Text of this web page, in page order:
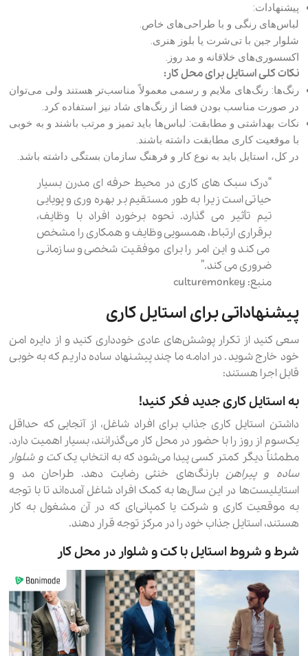
پیشنهادات:
لباس‌های رنگی و با طراحی‌های خاص.
شلوار جین با تی‌شرت یا بلوز هنری.
اکسسوری‌های خلاقانه و مد روز.
نکات کلی استایل برای محل کار:
رنگ‌ها: رنگ‌های ملایم و رسمی معمولاً مناسب‌تر هستند ولی می‌توان
در صورت مناسب بودن فضا از رنگ‌های شاد نیز استفاده کرد.
نکات بهداشتی و مطابقت: لباس‌ها باید تمیز و مرتب باشند و به خوبی
با موقعیت کاری مطابقت داشته باشند.
در کل، استایل باید به نوع کار و فرهنگ سازمان بستگی داشته باشد.
“درک سبک های کاری در محیط حرفه ای مدرن بسیار
حیاتی است زیرا به طور مستقیم بر بهره وری و پویایی
تیم تأثیر می گذارد. نحوه برخورد افراد با وظایف،
برقراری ارتباط، همسویی وظایف و همکاری را مشخص
می کند و این امر را برای موفقیت شخصی و سازمانی
ضروری می کند.”
منبع: culturemonkey
پیشنهاداتی برای استایل کاری
سعی کنید از تکرار پوشش‌های عادی خودداری کنید و از دایره امن
خود خارج شوید. در ادامه ما چند پیشنهاد ساده داریم که به خوبی
قابل اجرا هستند:
به استایل کاری جدید فکر کنید!
داشتن استایل کاری جذاب برای افراد شاغل، از آنجایی که حداقل
یک‌سوم از روز را با حضور در محل کار می‌گذرانند، بسیار اهمیت دارد.
مطمئناً دیگر کمتر کسی پیدا می‌شود که به انتخاب یککت و شلوار
ساده و پیراهنبارنگ‌های خنثی رضایت دهد. طراحان مد و
استایلیست‌ها در این سال‌ها به کمک افراد شاغل آمده‌اند تا با توجه
به موقعیت‌ کاری و شرکت یا کمپانی‌ای که در آن مشغول به کار
هستند، استایل جذاب خود را در مرکز توجه قرار دهند.
شرط و شروط استایل با کت و شلوار در محل کار